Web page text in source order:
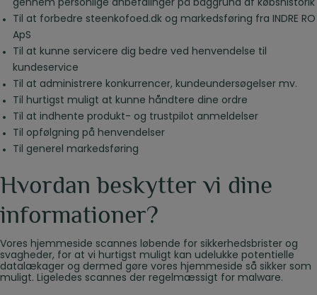
gennem personlige anbefalinger på baggrund af købshistorik
Til at forbedre steenkofoed.dk og markedsføring fra INDRE RO
ApS
Til at kunne servicere dig bedre ved henvendelse til
kundeservice
Til at administrere konkurrencer, kundeundersøgelser mv.
Til hurtigst muligt at kunne håndtere dine ordre
Til at indhente produkt- og trustpilot anmeldelser
Til opfølgning på henvendelser
Til generel markedsføring
Hvordan beskytter vi dine
informationer?
Vores hjemmeside scannes løbende for sikkerhedsbrister og
svagheder, for at vi hurtigst muligt kan udelukke potentielle
datalækager og dermed gøre vores hjemmeside så sikker som
muligt. Ligeledes scannes der regelmæssigt for malware.